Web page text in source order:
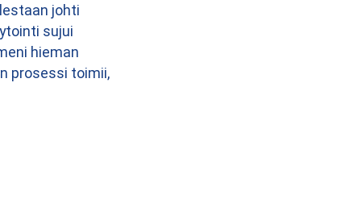
johti
sujui
hieman
prosessi toimii,